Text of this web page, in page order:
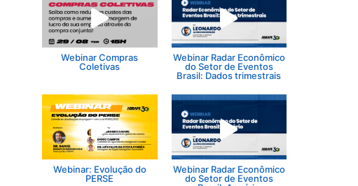
Webinar Compras
Coletivas
Webinar Radar Econômico
do Setor de Eventos
Brasil: Dados trimestrais
Webinar: Evolução do
PERSE
Webinar Radar Econômico
do Setor de Eventos